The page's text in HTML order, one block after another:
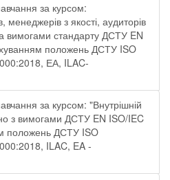
за курсом:
менеджерів з якості, аудиторів
вимогами стандарту ДСТУ EN
положень ДСТУ ISO
ЕА, ILAC-
за курсом: "Внутрішній
з вимогами ДСТУ EN ISO/IEC
положень ДСТУ ISO
ILAC, EA -